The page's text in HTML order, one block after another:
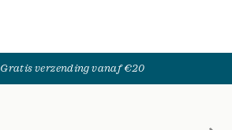
Gratis verzending vanaf €20